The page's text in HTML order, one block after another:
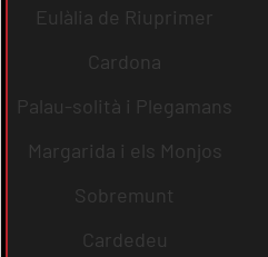
Eulàlia de Riuprimer
Cardona
Palau-solità i Plegamans
Margarida i els Monjos
Sobremunt
Cardedeu